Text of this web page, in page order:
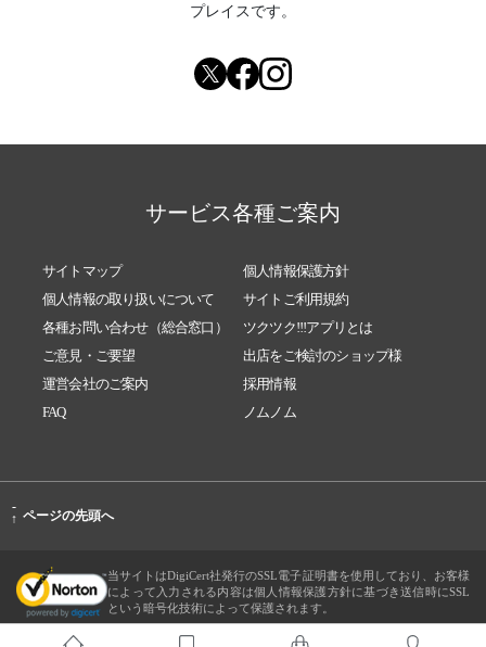
プレイスです。
サービス各種ご案内
サイトマップ
個人情報保護方針
個人情報の取り扱いについて
サイトご利用規約
各種お問い合わせ（総合窓口）
ツクツク!!!アプリとは
ご意見・ご要望
出店をご検討のショップ様
運営会社のご案内
採用情報
FAQ
ノムノム
-
↑ ページの先頭へ
当サイトはDigiCert社発行のSSL電子証明書を使用しており、お客様
によって入力される内容は個人情報保護方針に基づき送信時にSSL
という暗号化技術によって保護されます。